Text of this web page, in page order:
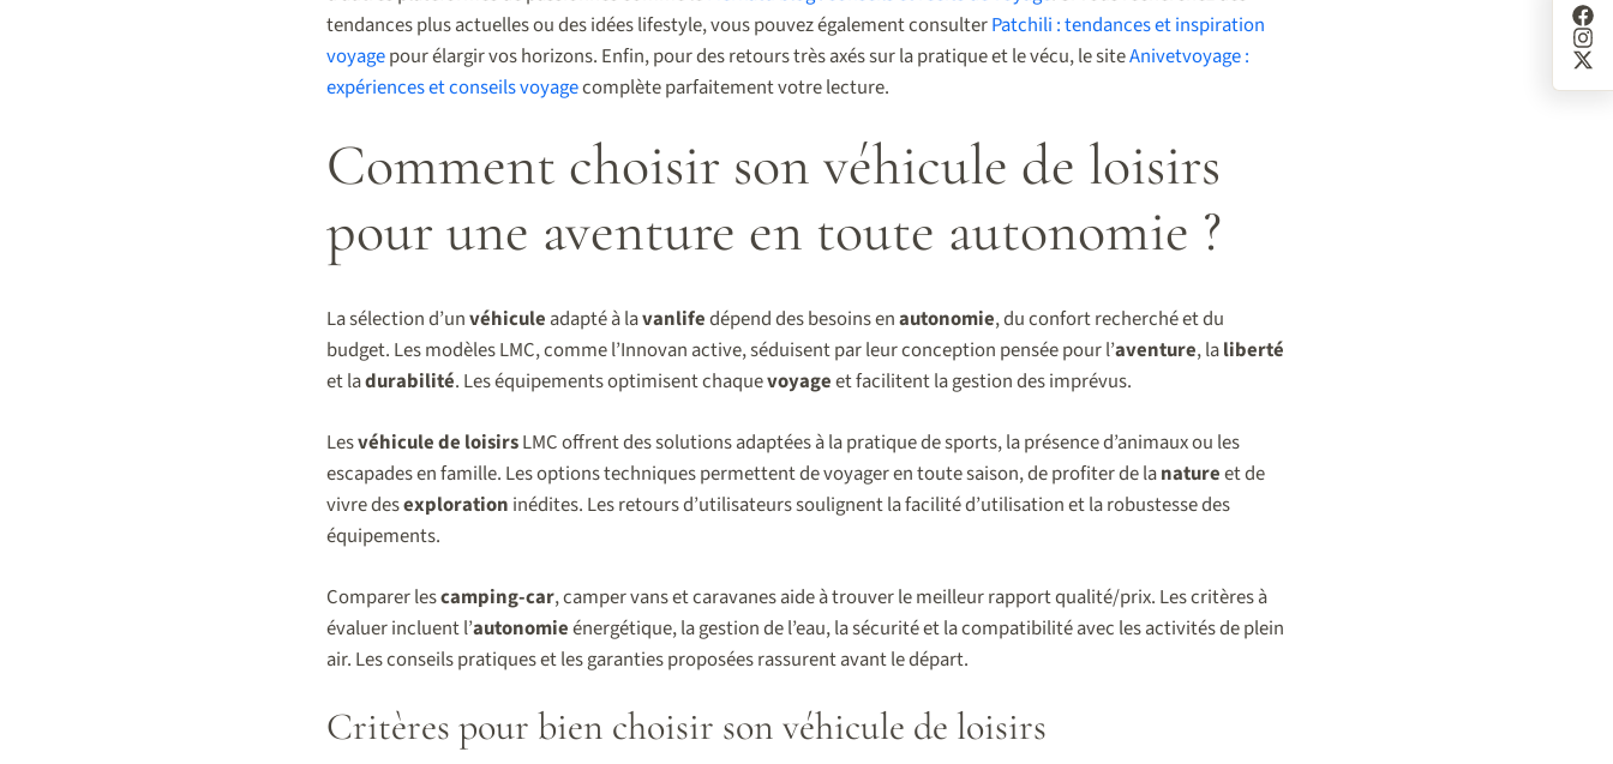
tendances plus actuelles ou des idées lifestyle, vous pouvez également consulterPatchili : tendances et inspiration
voyagepour élargir vos horizons. Enfin, pour des retours très axés sur la pratique et le vécu, le siteAnivetvoyage :
expériences et conseils voyagecomplète parfaitement votre lecture.
Comment choisir son véhicule de loisirs
pour une aventure en toute autonomie ?
La sélection d’unvéhicule adapté à lavanlifedépend des besoins enautonomie, du confort recherché et du
budget. Les modèles LMC, comme l’Innovan active, séduisent par leur conception pensée pour l’aventure, laliberté
et ladurabilité. Les équipements optimisent chaquevoyageet facilitent la gestion des imprévus.
Lesvéhicule de loisirsLMC offrent des solutions adaptées à la pratique de sports, la présence d’animaux ou les
escapades en famille. Les options techniques permettent de voyager en toute saison, de profiter de lanatureet de
vivre desexploration inédites. Les retours d’utilisateurs soulignent la facilité d’utilisation et la robustesse des
équipements.
Comparer lescamping-car, camper vans et caravanes aide à trouver le meilleur rapport qualité/prix. Les critères à
évaluer incluent l’autonomieénergétique, la gestion de l’eau, la sécurité et la compatibilité avec les activités de plein
air. Les conseils pratiques et les garanties proposées rassurent avant le départ.
Critères pour bien choisir son véhicule de loisirs